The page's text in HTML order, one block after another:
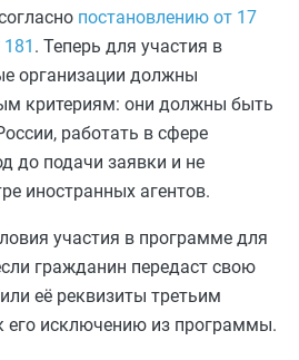
постановлению от 17
. Теперь для участия в
организации должны
критериям: они должны быть
работать в сфере
до подачи заявки и не
иностранных агентов.
участия в программе для
гражданин передаст свою
её реквизиты третьим
его исключению из программы.